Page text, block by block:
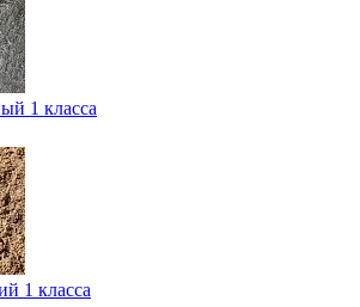
1 класса
1 класса